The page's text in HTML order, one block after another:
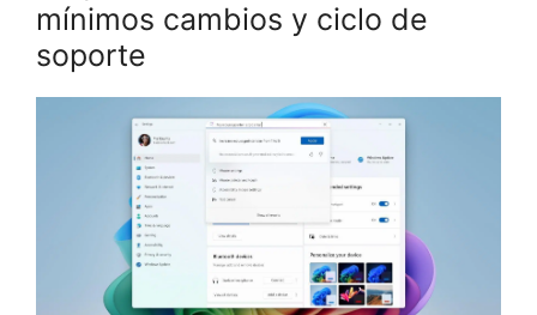
mínimos cambios y ciclo de
soporte